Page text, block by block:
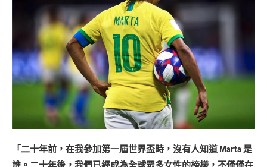
「二十年前，在我參加第一屆世界盃時，沒有人知道 Marta 是